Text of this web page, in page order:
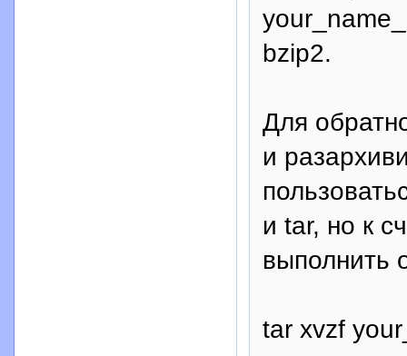
bzip2.
Для
и
и tar, но к
выполнить
tar xvzf